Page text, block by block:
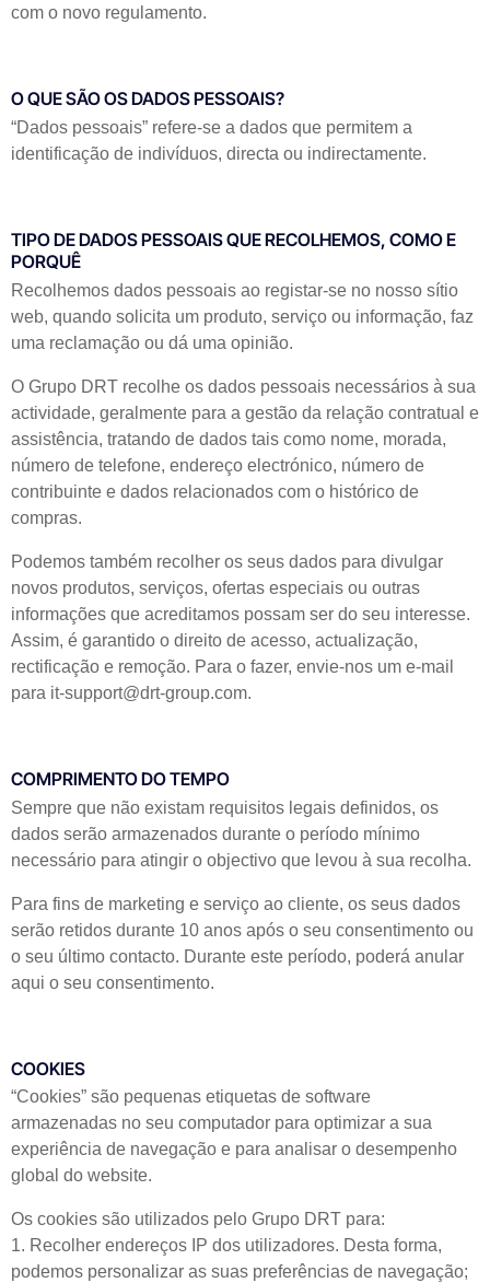
com o novo regulamento.
O QUE SÃO OS DADOS PESSOAIS?
“Dados pessoais” refere-se a dados que permitem a
identificação de indivíduos, directa ou indirectamente.
TIPO DE DADOS PESSOAIS QUE RECOLHEMOS, COMO E
PORQUÊ
Recolhemos dados pessoais ao registar-se no nosso sítio
web, quando solicita um produto, serviço ou informação, faz
uma reclamação ou dá uma opinião.
O Grupo DRT recolhe os dados pessoais necessários à sua
actividade, geralmente para a gestão da relação contratual e
assistência, tratando de dados tais como nome, morada,
número de telefone, endereço electrónico, número de
contribuinte e dados relacionados com o histórico de
compras.
Podemos também recolher os seus dados para divulgar
novos produtos, serviços, ofertas especiais ou outras
informações que acreditamos possam ser do seu interesse.
Assim, é garantido o direito de acesso, actualização,
rectificação e remoção. Para o fazer, envie-nos um e-mail
para it-support@drt-group.com.
COMPRIMENTO DO TEMPO
Sempre que não existam requisitos legais definidos, os
dados serão armazenados durante o período mínimo
necessário para atingir o objectivo que levou à sua recolha.
Para fins de marketing e serviço ao cliente, os seus dados
serão retidos durante 10 anos após o seu consentimento ou
o seu último contacto. Durante este período, poderá anular
aqui o seu consentimento.
COOKIES
“Cookies” são pequenas etiquetas de software
armazenadas no seu computador para optimizar a sua
experiência de navegação e para analisar o desempenho
global do website.
Os cookies são utilizados pelo Grupo DRT para:
1. Recolher endereços IP dos utilizadores. Desta forma,
podemos personalizar as suas preferências de navegação;